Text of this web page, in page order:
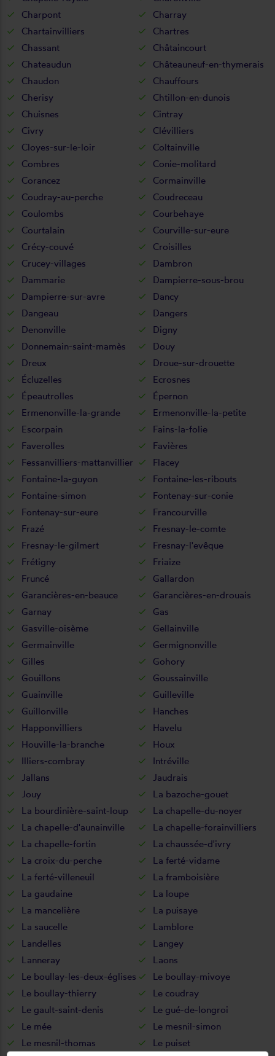
Charpont
Charray
Chartainvilliers
Chartres
Chassant
Châtaincourt
Chateaudun
Châteauneuf-en-thymerais
Chaudon
Chauffours
Cherisy
Chtillon-en-dunois
Chuisnes
Cintray
Civry
Clévilliers
Cloyes-sur-le-loir
Coltainville
Combres
Conie-molitard
Corancez
Cormainville
Coudray-au-perche
Coudreceau
Coulombs
Courbehaye
Courtalain
Courville-sur-eure
Crécy-couvé
Croisilles
Crucey-villages
Dambron
Dammarie
Dampierre-sous-brou
Dampierre-sur-avre
Dancy
Dangeau
Dangers
Denonville
Digny
Donnemain-saint-mamès
Douy
Dreux
Droue-sur-drouette
Écluzelles
Ecrosnes
Épeautrolles
Épernon
Ermenonville-la-grande
Ermenonville-la-petite
Escorpain
Fains-la-folie
Faverolles
Favières
Fessanvilliers-mattanvillier
Flacey
Fontaine-la-guyon
Fontaine-les-ribouts
Fontaine-simon
Fontenay-sur-conie
Fontenay-sur-eure
Francourville
Frazé
Fresnay-le-comte
Fresnay-le-gilmert
Fresnay-l'evêque
Frétigny
Friaize
Fruncé
Gallardon
Garancières-en-beauce
Garancières-en-drouais
Garnay
Gas
Gasville-oisème
Gellainville
Germainville
Germignonville
Gilles
Gohory
Gouillons
Goussainville
Guainville
Guilleville
Guillonville
Hanches
Happonvilliers
Havelu
Houville-la-branche
Houx
Illiers-combray
Intréville
Jallans
Jaudrais
Jouy
La bazoche-gouet
La bourdinière-saint-loup
La chapelle-du-noyer
La chapelle-d'aunainville
La chapelle-forainvilliers
La chapelle-fortin
La chaussée-d'ivry
La croix-du-perche
La ferté-vidame
La ferté-villeneuil
La framboisière
La gaudaine
La loupe
La mancelière
La puisaye
La saucelle
Lamblore
Landelles
Langey
Lanneray
Laons
Le boullay-les-deux-églises
Le boullay-mivoye
Le boullay-thierry
Le coudray
Le gault-saint-denis
Le gué-de-longroi
Le mée
Le mesnil-simon
Le mesnil-thomas
Le puiset